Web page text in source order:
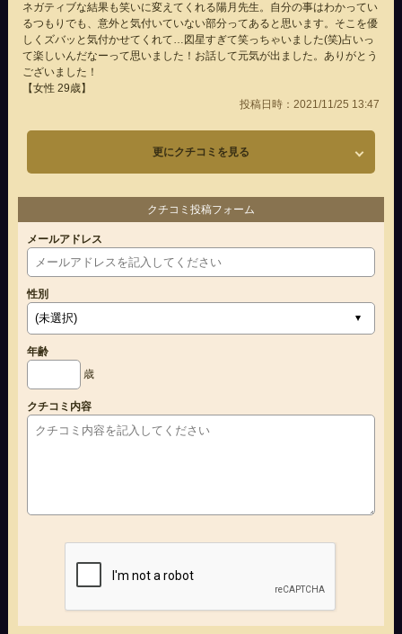
ネガティブな結果も笑いに変えてくれる陽月先生。自分の事はわかってい
るつもりでも、意外と気付いていない部分ってあると思います。そこを優
しくズバッと気付かせてくれて…図星すぎて笑っちゃいました(笑)占いっ
て楽しいんだなーって思いました！お話して元気が出ました。ありがとう
ございました！
【女性 29歳】
投稿日時：2021/11/25 13:47
更にクチコミを見る
クチコミ投稿フォーム
メールアドレス
性別
年齢
歳
クチコミ内容